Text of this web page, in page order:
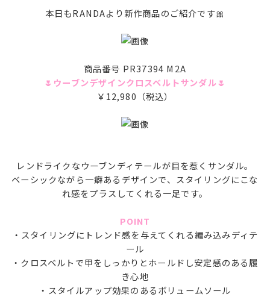
本日もRANDAより新作商品のご紹介です🎀
商品番号 PR37394 M2A
🌷ウーブンデザインクロスベルトサンダル🌷
￥12,980（税込）
レンドライクなウーブンディテールが目を惹くサンダル。
ベーシックながら一癖あるデザインで、スタイリングにこな
れ感をプラスしてくれる一足です。
POINT
・スタイリングにトレンド感を与えてくれる編み込みディテ
ール
・クロスベルトで甲をしっかりとホールドし安定感のある履
き心地
・スタイルアップ効果のあるボリュームソール